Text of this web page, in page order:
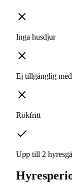
Inga husdjur
Ej tillgänglig
Rökfritt
Upp till 2